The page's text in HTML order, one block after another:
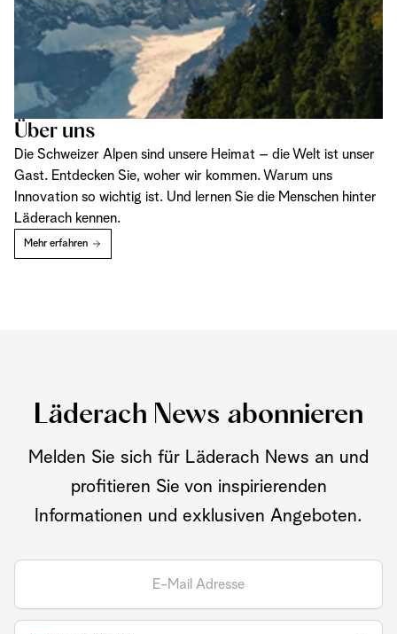
Über uns
Die Schweizer Alpen sind unsere Heimat – die Welt ist unser
Gast. Entdecken Sie, woher wir kommen. Warum uns
Innovation so wichtig ist. Und lernen Sie die Menschen hinter
Läderach kennen.
Mehr erfahren
Läderach News abonnieren
Melden Sie sich für Läderach News an und
profitieren Sie von inspirierenden
Informationen und exklusiven Angeboten.